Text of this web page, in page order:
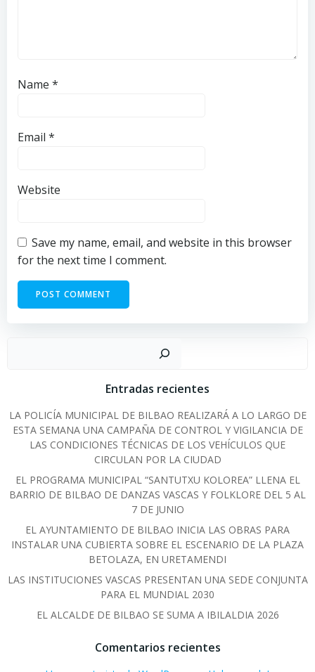
Name *
Email *
Website
Save my name, email, and website in this browser
for the next time I comment.
Entradas recientes
LA POLICÍA MUNICIPAL DE BILBAO REALIZARÁ A LO LARGO DE
ESTA SEMANA UNA CAMPAÑA DE CONTROL Y VIGILANCIA DE
LAS CONDICIONES TÉCNICAS DE LOS VEHÍCULOS QUE
CIRCULAN POR LA CIUDAD
EL PROGRAMA MUNICIPAL “SANTUTXU KOLOREA” LLENA EL
BARRIO DE BILBAO DE DANZAS VASCAS Y FOLKLORE DEL 5 AL
7 DE JUNIO
EL AYUNTAMIENTO DE BILBAO INICIA LAS OBRAS PARA
INSTALAR UNA CUBIERTA SOBRE EL ESCENARIO DE LA PLAZA
BETOLAZA, EN URETAMENDI
LAS INSTITUCIONES VASCAS PRESENTAN UNA SEDE CONJUNTA
PARA EL MUNDIAL 2030
EL ALCALDE DE BILBAO SE SUMA A IBILALDIA 2026
Comentarios recientes